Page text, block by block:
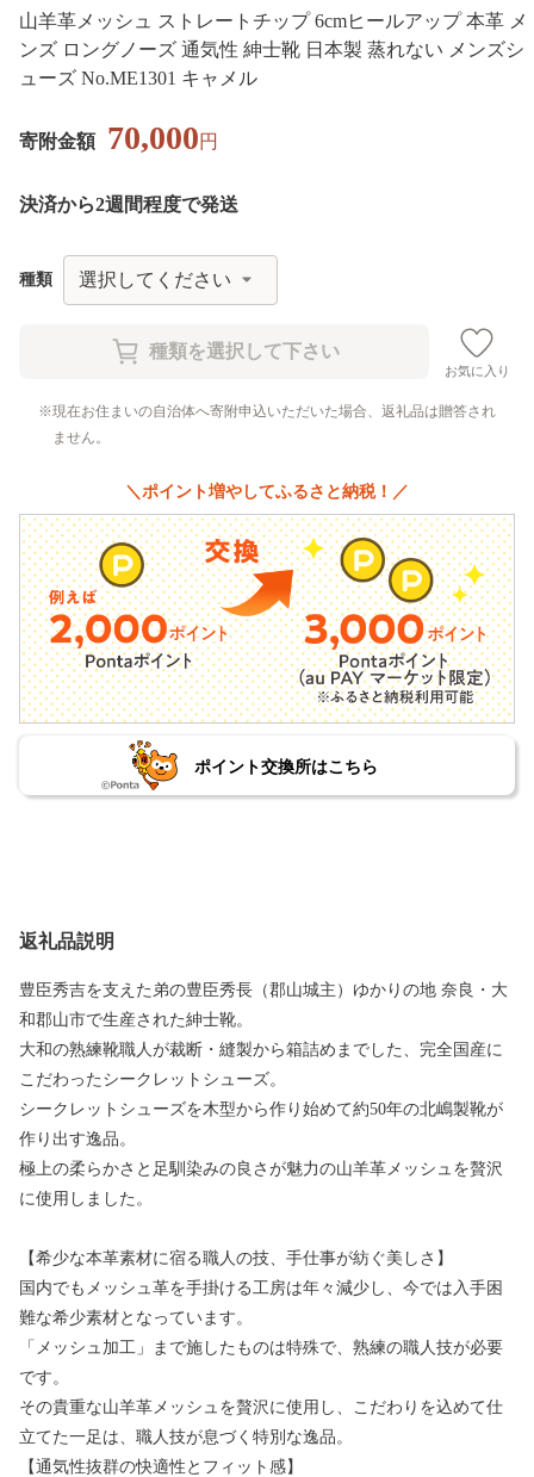
山羊革メッシュ ストレートチップ 6cmヒールアップ 本革 メ
ンズ ロングノーズ 通気性 紳士靴 日本製 蒸れない メンズシ
ューズ No.ME1301 キャメル
寄附金額 70,000円
決済から2週間程度で発送
種類
お気に入り
現在お住まいの自治体へ寄附申込いただいた場合、返礼品は贈答され
ません。
＼ポイント増やしてふるさと納税！／
ポイント交換所はこちら
返礼品説明
豊臣秀吉を支えた弟の豊臣秀長（郡山城主）ゆかりの地 奈良・大
和郡山市で生産された紳士靴。
大和の熟練靴職人が裁断・縫製から箱詰めまでした、完全国産に
こだわったシークレットシューズ。
シークレットシューズを木型から作り始めて約50年の北嶋製靴が
作り出す逸品。
極上の柔らかさと足馴染みの良さが魅力の山羊革メッシュを贅沢
に使用しました。
【希少な本革素材に宿る職人の技、手仕事が紡ぐ美しさ】
国内でもメッシュ革を手掛ける工房は年々減少し、今では入手困
難な希少素材となっています。
「メッシュ加工」まで施したものは特殊で、熟練の職人技が必要
です。
その貴重な山羊革メッシュを贅沢に使用し、こだわりを込めて仕
立てた一足は、職人技が息づく特別な逸品。
【通気性抜群の快適性とフィット感】